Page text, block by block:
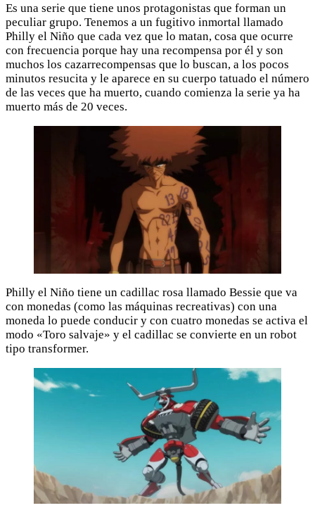
Es una serie que tiene unos protagonistas que forman un
peculiar grupo. Tenemos a un fugitivo inmortal llamado
Philly el Niño que cada vez que lo matan, cosa que ocurre
con frecuencia porque hay una recompensa por él y son
muchos los cazarrecompensas que lo buscan, a los pocos
minutos resucita y le aparece en su cuerpo tatuado el número
de las veces que ha muerto, cuando comienza la serie ya ha
muerto más de 20 veces.
Philly el Niño tiene un cadillac rosa llamado Bessie que va
con monedas (como las máquinas recreativas) con una
moneda lo puede conducir y con cuatro monedas se activa el
modo «Toro salvaje» y el cadillac se convierte en un robot
tipo transformer.